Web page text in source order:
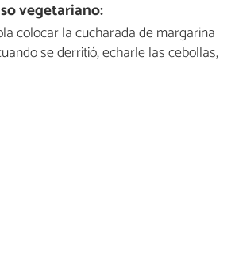
vegetariano:
colocar la cucharada de margarina
se derritió, echarle las cebollas,